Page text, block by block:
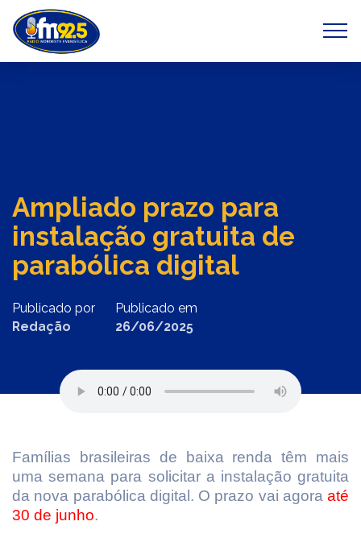
Previous Next
Ampliado prazo para
instalação gratuita de
parabólica digital
Publicado por
Redação
Publicado em
26/06/2025
Famílias brasileiras de baixa renda têm mais
uma semana para solicitar a instalação gratuita
da nova parabólica digital. O prazo vai agora até
30 de junho.